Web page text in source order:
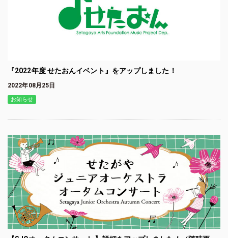
『2022年度 せたおんイベント』をアップしました！
2022年08月25日
お知らせ